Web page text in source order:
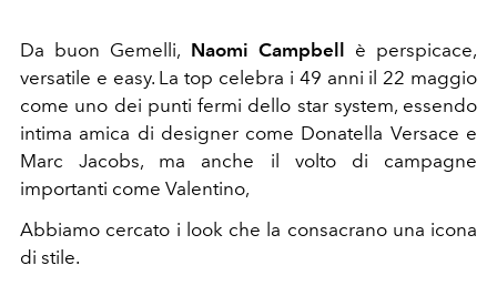
Da buon Gemelli, Naomi Campbell
è perspicace,
versatile e easy. La top celebra i 49 anni il 22 maggio
come uno dei punti fermi dello star system, essendo
intima amica di designer come Donatella Versace e
Marc Jacobs, ma anche il volto di campagne
importanti come Valentino,
Abbiamo cercato i look che la consacrano una icona
di stile.